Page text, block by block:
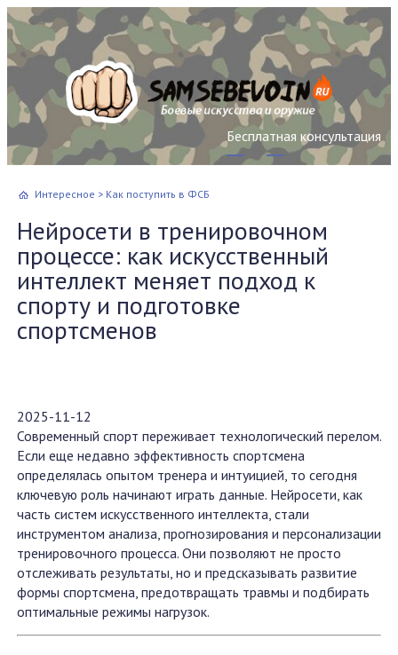
Бесплатная консультация
Интересное > Как поступить в ФСБ
Нейросети в тренировочном
процессе: как искусственный
интеллект меняет подход к
спорту и подготовке
спортсменов
2025-11-12
Современный спорт переживает технологический перелом.
Если еще недавно эффективность спортсмена
определялась опытом тренера и интуицией, то сегодня
ключевую роль начинают играть данные. Нейросети, как
часть систем искусственного интеллекта, стали
инструментом анализа, прогнозирования и персонализации
тренировочного процесса. Они позволяют не просто
отслеживать результаты, но и предсказывать развитие
формы спортсмена, предотвращать травмы и подбирать
оптимальные режимы нагрузок.